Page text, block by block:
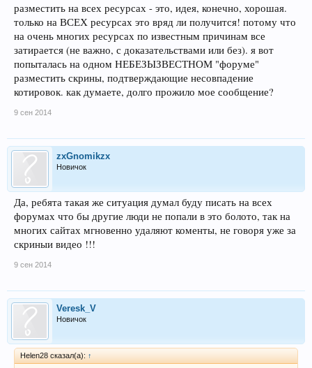
разместить на всех ресурсах - это, идея, конечно, хорошая.
только на ВСЕХ ресурсах это вряд ли получится! потому что
на очень многих ресурсах по известным причинам все
затирается (не важно, с доказательствами или без). я вот
попыталась на одном НЕБЕЗЫЗВЕСТНОМ "форуме"
разместить скрины, подтверждающие несовпадение
котировок. как думаете, долго прожило мое сообщение?
9 сен 2014
zxGnomikzx
Новичок
Да, ребята такая же ситуация думал буду писать на всех
форумах что бы другие люди не попали в это болото, так на
многих сайтах мгновенно удаляют коменты, не говоря уже за
скриныи видео !!!
9 сен 2014
Veresk_V
Новичок
Helen28 сказал(а): ↑